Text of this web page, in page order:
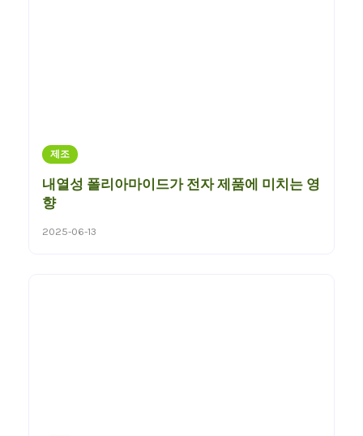
제조
내열성 폴리아마이드가 전자 제품에 미치는 영
향
2025-06-13